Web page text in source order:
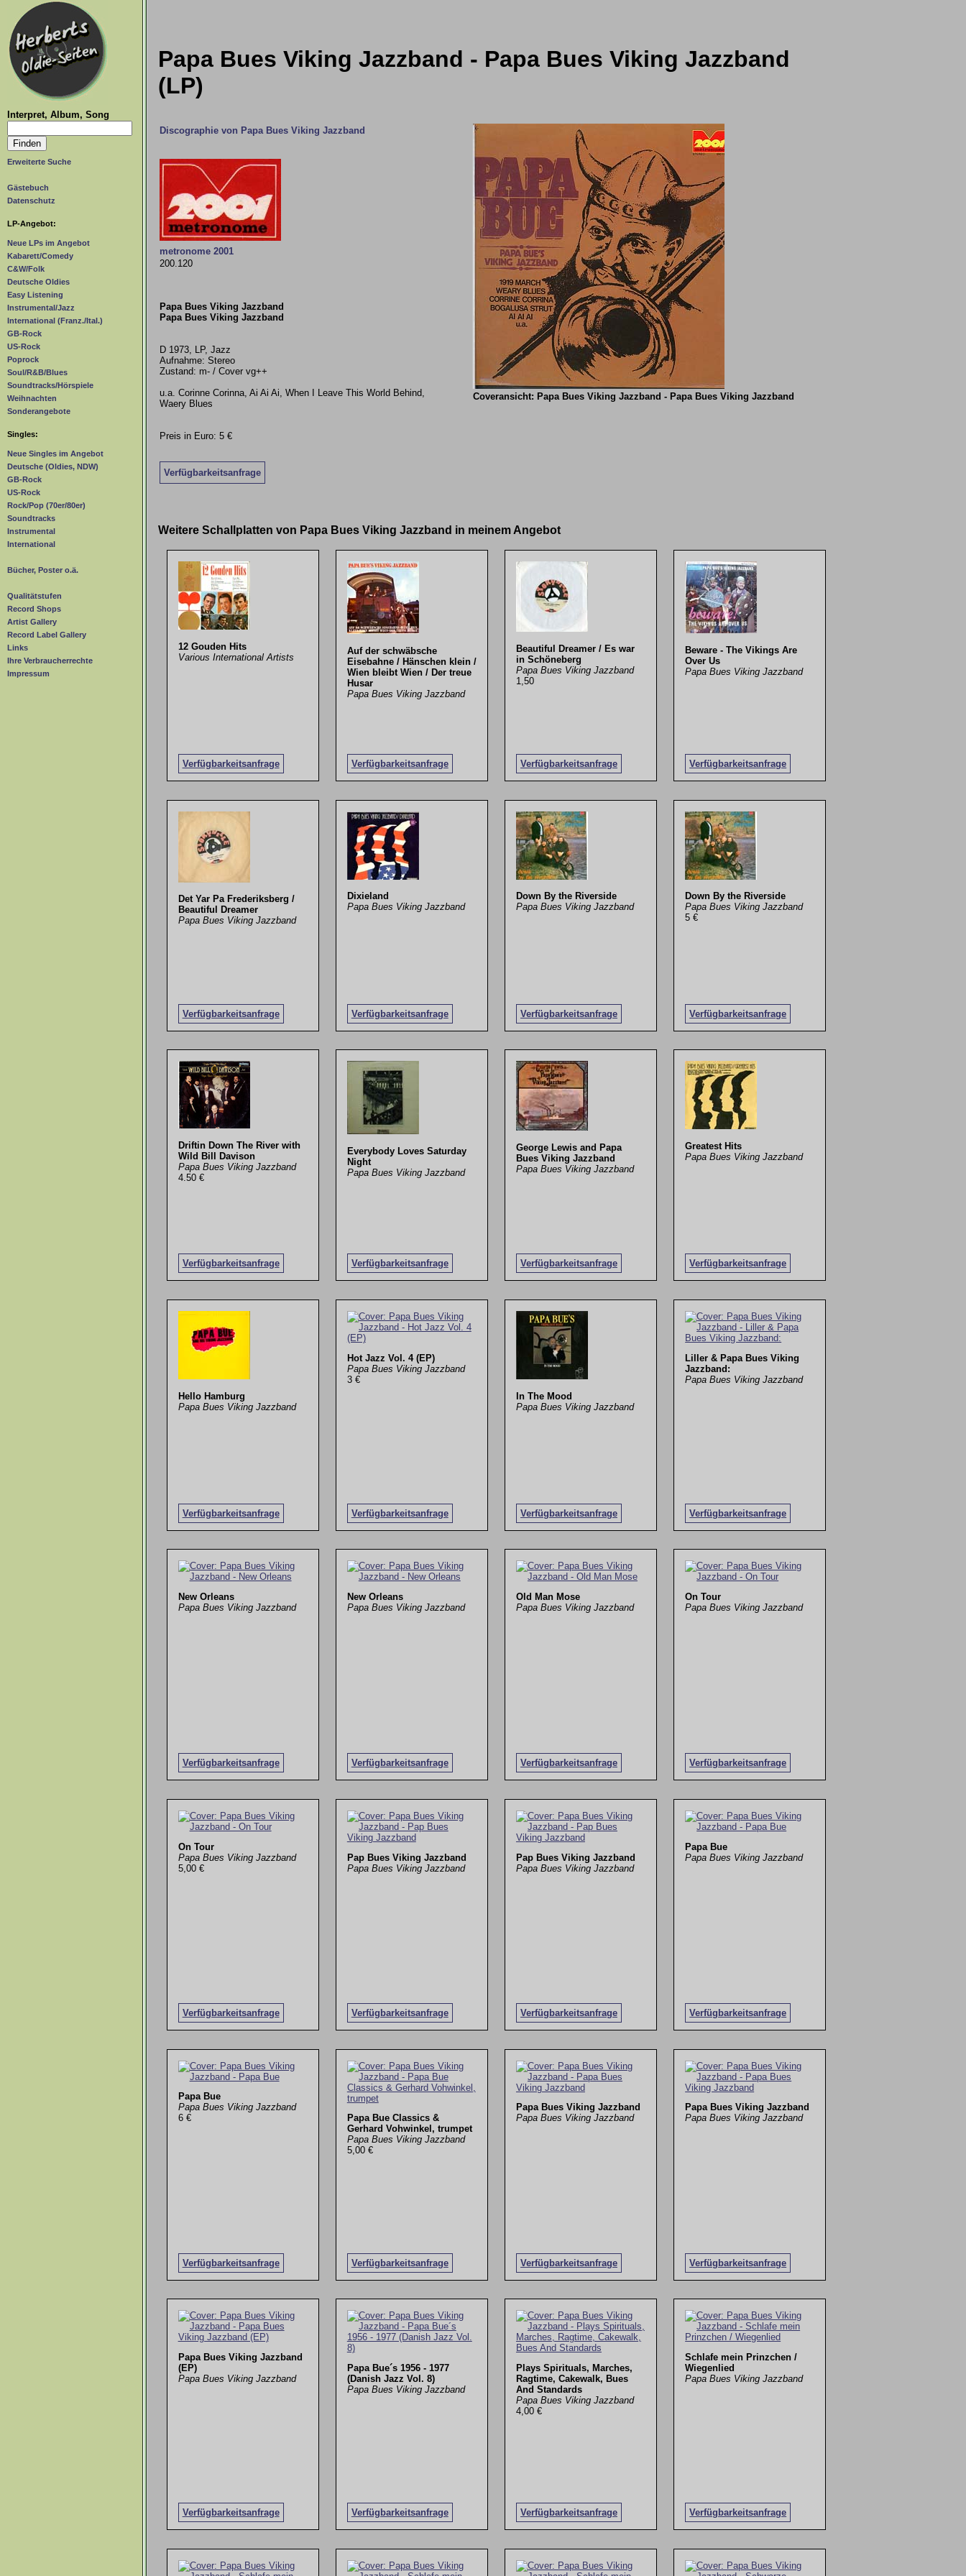
Interpret, Album, Song
Erweiterte Suche
Gästebuch
Datenschutz
LP-Angebot:
Neue LPs im Angebot
Kabarett/Comedy
C&W/Folk
Deutsche Oldies
Easy Listening
Instrumental/Jazz
International (Franz./Ital.)
GB-Rock
US-Rock
Poprock
Soul/R&B/Blues
Soundtracks/Hörspiele
Weihnachten
Sonderangebote
Singles:
Neue Singles im Angebot
Deutsche (Oldies, NDW)
GB-Rock
US-Rock
Rock/Pop (70er/80er)
Soundtracks
Instrumental
International
Bücher, Poster o.ä.
Qualitätstufen
Record Shops
Artist Gallery
Record Label Gallery
Links
Ihre Verbraucherrechte
Impressum
Papa Bues Viking Jazzband - Papa Bues Viking Jazzband
(LP)
Discographie von Papa Bues Viking Jazzband
metronome 2001
200.120
Papa Bues Viking Jazzband
Papa Bues Viking Jazzband
D 1973, LP, Jazz
Aufnahme: Stereo
Zustand: m- / Cover vg++
u.a. Corinne Corinna, Ai Ai Ai, When I Leave This World Behind,
Waery Blues
Preis in Euro: 5 €
Verfügbarkeitsanfrage
Coveransicht: Papa Bues Viking Jazzband - Papa Bues Viking Jazzband
Weitere Schallplatten von Papa Bues Viking Jazzband in meinem Angebot
12 Gouden Hits
Various International Artists
Verfügbarkeitsanfrage
Auf der schwäbsche
Eisebahne / Hänschen klein /
Wien bleibt Wien / Der treue
Husar
Papa Bues Viking Jazzband
Verfügbarkeitsanfrage
Beautiful Dreamer / Es war
in Schöneberg
Papa Bues Viking Jazzband
1,50
Verfügbarkeitsanfrage
Beware - The Vikings Are
Over Us
Papa Bues Viking Jazzband
Verfügbarkeitsanfrage
Det Yar Pa Frederiksberg /
Beautiful Dreamer
Papa Bues Viking Jazzband
Verfügbarkeitsanfrage
Dixieland
Papa Bues Viking Jazzband
Verfügbarkeitsanfrage
Down By the Riverside
Papa Bues Viking Jazzband
Verfügbarkeitsanfrage
Down By the Riverside
Papa Bues Viking Jazzband
5 €
Verfügbarkeitsanfrage
Driftin Down The River with
Wild Bill Davison
Papa Bues Viking Jazzband
4.50 €
Verfügbarkeitsanfrage
Everybody Loves Saturday
Night
Papa Bues Viking Jazzband
Verfügbarkeitsanfrage
George Lewis and Papa
Bues Viking Jazzband
Papa Bues Viking Jazzband
Verfügbarkeitsanfrage
Greatest Hits
Papa Bues Viking Jazzband
Verfügbarkeitsanfrage
Hello Hamburg
Papa Bues Viking Jazzband
Verfügbarkeitsanfrage
Hot Jazz Vol. 4 (EP)
Papa Bues Viking Jazzband
3 €
Verfügbarkeitsanfrage
In The Mood
Papa Bues Viking Jazzband
Verfügbarkeitsanfrage
Liller & Papa Bues Viking
Jazzband:
Papa Bues Viking Jazzband
Verfügbarkeitsanfrage
New Orleans
Papa Bues Viking Jazzband
Verfügbarkeitsanfrage
New Orleans
Papa Bues Viking Jazzband
Verfügbarkeitsanfrage
Old Man Mose
Papa Bues Viking Jazzband
Verfügbarkeitsanfrage
On Tour
Papa Bues Viking Jazzband
Verfügbarkeitsanfrage
On Tour
Papa Bues Viking Jazzband
5,00 €
Verfügbarkeitsanfrage
Pap Bues Viking Jazzband
Papa Bues Viking Jazzband
Verfügbarkeitsanfrage
Pap Bues Viking Jazzband
Papa Bues Viking Jazzband
Verfügbarkeitsanfrage
Papa Bue
Papa Bues Viking Jazzband
Verfügbarkeitsanfrage
Papa Bue
Papa Bues Viking Jazzband
6 €
Verfügbarkeitsanfrage
Papa Bue Classics &
Gerhard Vohwinkel, trumpet
Papa Bues Viking Jazzband
5,00 €
Verfügbarkeitsanfrage
Papa Bues Viking Jazzband
Papa Bues Viking Jazzband
Verfügbarkeitsanfrage
Papa Bues Viking Jazzband
Papa Bues Viking Jazzband
Verfügbarkeitsanfrage
Papa Bues Viking Jazzband
(EP)
Papa Bues Viking Jazzband
Verfügbarkeitsanfrage
Papa Bue´s 1956 - 1977
(Danish Jazz Vol. 8)
Papa Bues Viking Jazzband
Verfügbarkeitsanfrage
Plays Spirituals, Marches,
Ragtime, Cakewalk, Bues
And Standards
Papa Bues Viking Jazzband
4,00 €
Verfügbarkeitsanfrage
Schlafe mein Prinzchen /
Wiegenlied
Papa Bues Viking Jazzband
Verfügbarkeitsanfrage